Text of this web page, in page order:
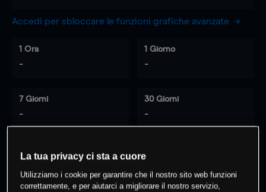
Accedi per sbloccare le funzioni grafiche avanzate
1 Ora
-
1 Giorno
-
7 Giorni
-
30 Giorni
-
% dei clienti hanno posizioni
questo prodotto
La tua privacy ci sta a cuore
Utilizziamo i cookie per garantire che il nostro sito web funzioni
correttamente, e per aiutarci a migliorare il nostro servizio,